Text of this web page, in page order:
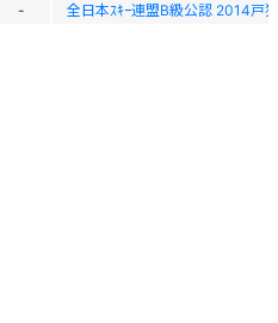
- 全日本ｽｷｰ連盟B級公認 2014戸